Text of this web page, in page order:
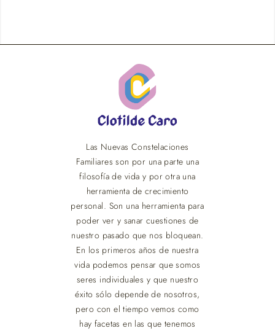
Las Nuevas Constelaciones
Familiares son por una parte una
filosofía de vida y por otra una
herramienta de crecimiento
personal. Son una herramienta para
poder ver y sanar cuestiones de
nuestro pasado que nos bloquean.
En los primeros años de nuestra
vida podemos pensar que somos
seres individuales y que nuestro
éxito sólo depende de nosotros,
pero con el tiempo vemos como
hay facetas en las que tenemos